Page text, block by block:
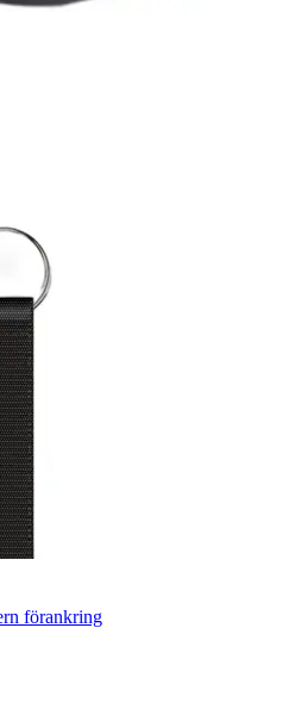
förankring